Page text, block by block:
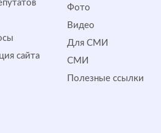
сайта
Фото
Видео
Для СМИ
СМИ
Полезные ссылки